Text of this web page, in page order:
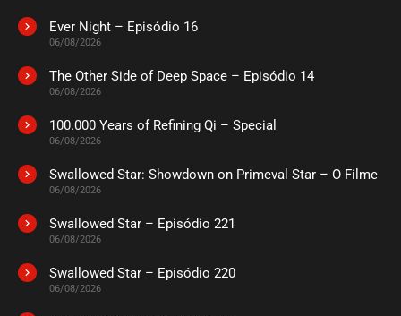
Ever Night – Episódio 16
06/08/2026
The Other Side of Deep Space – Episódio 14
06/08/2026
100.000 Years of Refining Qi – Special
06/08/2026
Swallowed Star: Showdown on Primeval Star – O Filme
06/08/2026
Swallowed Star – Episódio 221
06/08/2026
Swallowed Star – Episódio 220
06/08/2026